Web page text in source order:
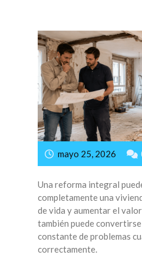
mayo 25, 2026
Una reforma integral
completamente una
de vida y aumentar el
también puede
constante de problemas
correctamente.